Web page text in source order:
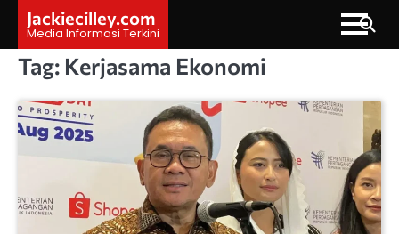
content
Jackiecilley.com
Media Informasi Terkini
Tag: Kerjasama Ekonomi